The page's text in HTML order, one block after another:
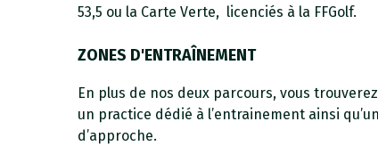
53,5 ou la Carte Verte, licenciés à la FFGolf.
ZONES D'ENTRAÎNEMENT
En plus de nos deux parcours, vous
un practice dédié à l’entrainement ainsi
d’approche.